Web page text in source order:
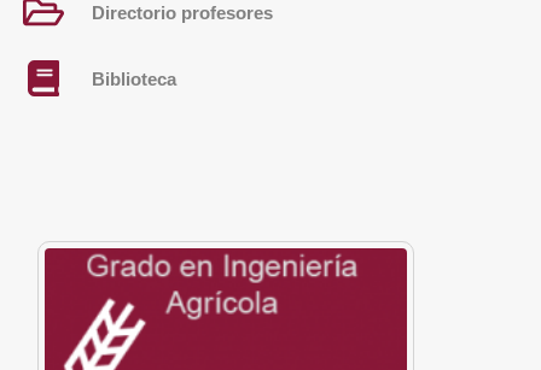
Directorio profesores
Biblioteca